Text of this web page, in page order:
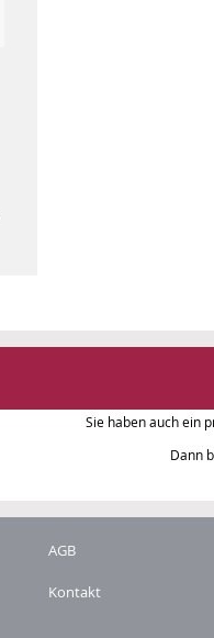
Sie haben auch ein
Dann
AGB
Kontakt